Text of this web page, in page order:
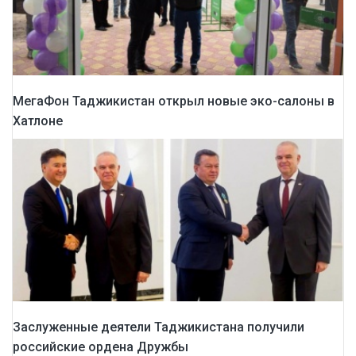
МегаФон Таджикистан открыл новые эко-салоны в
Хатлоне
Заслуженные деятели Таджикистана получили
российские ордена Дружбы